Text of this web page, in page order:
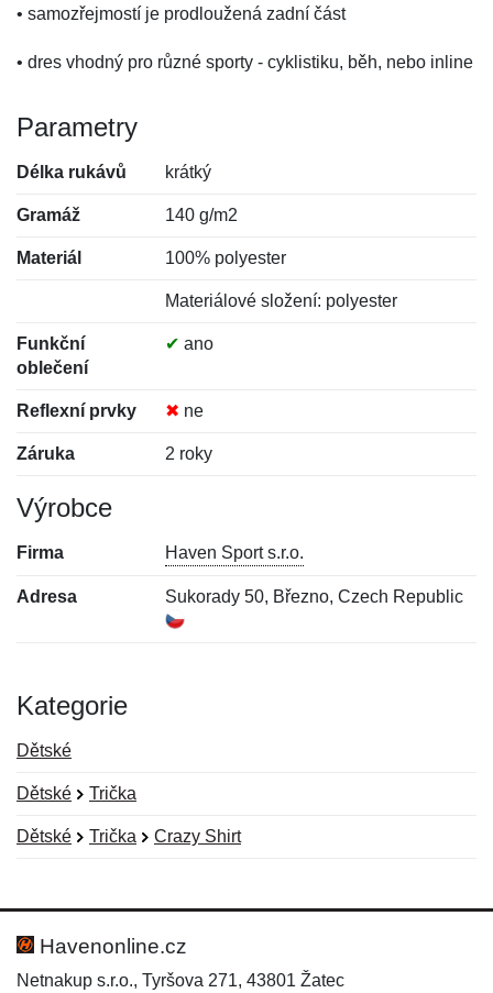
• samozřejmostí je prodloužená zadní část
• dres vhodný pro různé sporty - cyklistiku, běh, nebo inline
Parametry
Délka rukávů krátký
Gramáž 140 g/m2
Materiál 100% polyester
Materiálové složení: polyester
Funkční
oblečení
✔ ano
Reflexní prvky ✖ ne
Záruka 2 roky
Výrobce
Firma Haven Sport s.r.o.
Adresa Sukorady 50, Březno, Czech Republic
Kategorie
Dětské
Dětské Trička
Dětské Trička Crazy Shirt
Hodnocení:
Jméno:
Havenonline.cz
Netnakup s.r.o., Tyršova 271, 43801 Žatec